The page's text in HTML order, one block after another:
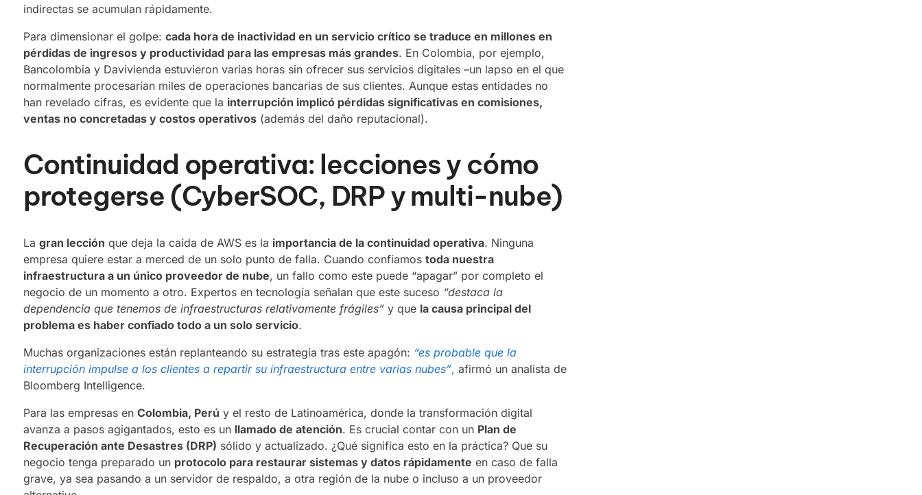
indirectas se acumulan rápidamente.
Para dimensionar el golpe: cada hora de inactividad en un servicio crítico se traduce en millones en
pérdidas de ingresos y productividad para las empresas más grandes. En Colombia, por ejemplo,
Bancolombia y Davivienda estuvieron varias horas sin ofrecer sus servicios digitales –un lapso en el que
normalmente procesarían miles de operaciones bancarias de sus clientes. Aunque estas entidades no
han revelado cifras, es evidente que la interrupción implicó pérdidas significativas en comisiones,
ventas no concretadas y costos operativos (además del daño reputacional).
Continuidad operativa: lecciones y cómo
protegerse (CyberSOC, DRP y multi-nube)
La gran lección que deja la caída de AWS es la importancia de la continuidad operativa. Ninguna
empresa quiere estar a merced de un solo punto de falla. Cuando confiamos toda nuestra
infraestructura a un único proveedor de nube, un fallo como este puede “apagar” por completo el
negocio de un momento a otro. Expertos en tecnología señalan que este suceso “destaca la
dependencia que tenemos de infraestructuras relativamente frágiles” y que la causa principal del
problema es haber confiado todo a un solo servicio.
Muchas organizaciones están replanteando su estrategia tras este apagón: “es probable que la
interrupción impulse a los clientes a repartir su infraestructura entre varias nubes”, afirmó un analista de
Bloomberg Intelligence.
Para las empresas en Colombia, Perú y el resto de Latinoamérica, donde la transformación digital
avanza a pasos agigantados, esto es un llamado de atención. Es crucial contar con un Plan de
Recuperación ante Desastres (DRP) sólido y actualizado. ¿Qué significa esto en la práctica? Que su
negocio tenga preparado un protocolo para restaurar sistemas y datos rápidamente en caso de falla
grave, ya sea pasando a un servidor de respaldo, a otra región de la nube o incluso a un proveedor